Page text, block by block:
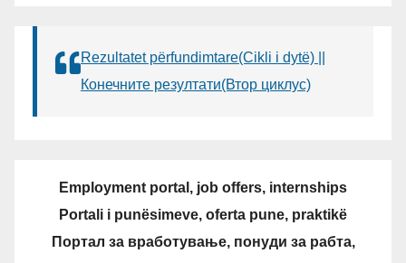
Rezultatet përfundimtare(Cikli i dytë) ||
Конечните резултати(Втор циклус)
Employment portal, job offers, internships
Portali i punësimeve, oferta pune, praktikë
Портал за вработување, понуди за рабта,